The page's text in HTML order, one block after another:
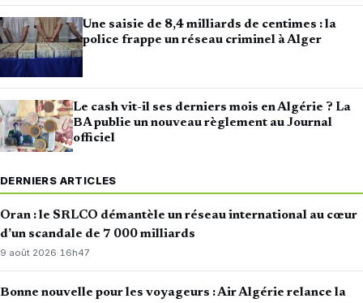
Une saisie de 8,4 milliards de centimes : la
police frappe un réseau criminel à Alger
Le cash vit-il ses derniers mois en Algérie ? La
BA publie un nouveau règlement au Journal
officiel
DERNIERS ARTICLES
Oran : le SRLCO démantèle un réseau international au cœur
d’un scandale de 7 000 milliards
9 août 2026·16h47
Bonne nouvelle pour les voyageurs : Air Algérie relance la